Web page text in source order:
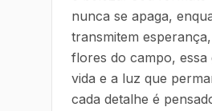
nunca se apaga,
transmitem
flores do campo, essa
vida e a luz que
cada detalhe é